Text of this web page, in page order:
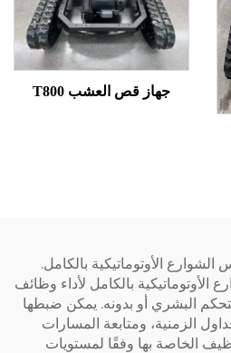
جهاز قص العشب T800
الأوتوماتيكية بالكامل.
بالكامل لأداء وظائف
أو بدونه. يمكن ضبطها
ومتابعة المسارات
بها وفقًا لمستويات